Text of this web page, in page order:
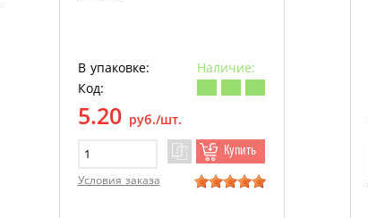
В упаковке:
Наличие:
Код:
5.20 руб./шт.
Купить
Условия заказа